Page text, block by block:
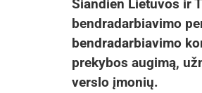
Šiandien Lietuvos ir
bendradarbiavimo
bendradarbiavimo
prekybos augimą,
verslo įmonių.